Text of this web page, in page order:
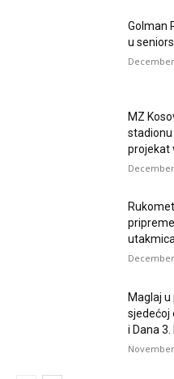
Golman
u
MZ
stadionu
projekat
Maglaj
sjedećoj
i Dana